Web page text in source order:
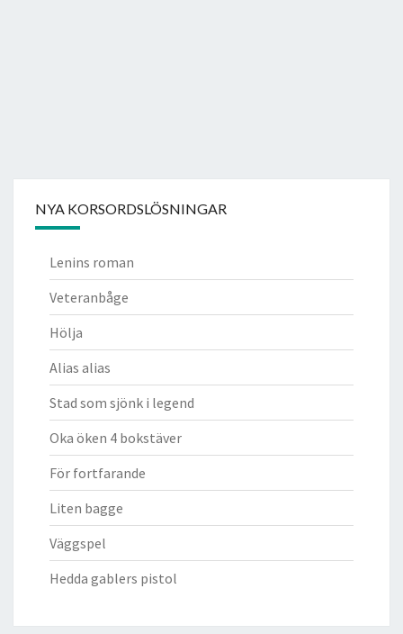
NYA KORSORDSLÖSNINGAR
Lenins roman
Veteranbåge
Hölja
Alias alias
Stad som sjönk i legend
Oka öken 4 bokstäver
För fortfarande
Liten bagge
Väggspel
Hedda gablers pistol